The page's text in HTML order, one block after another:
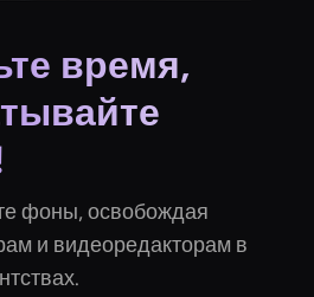
время,
фоны, освобождая
и видеоредакторам в